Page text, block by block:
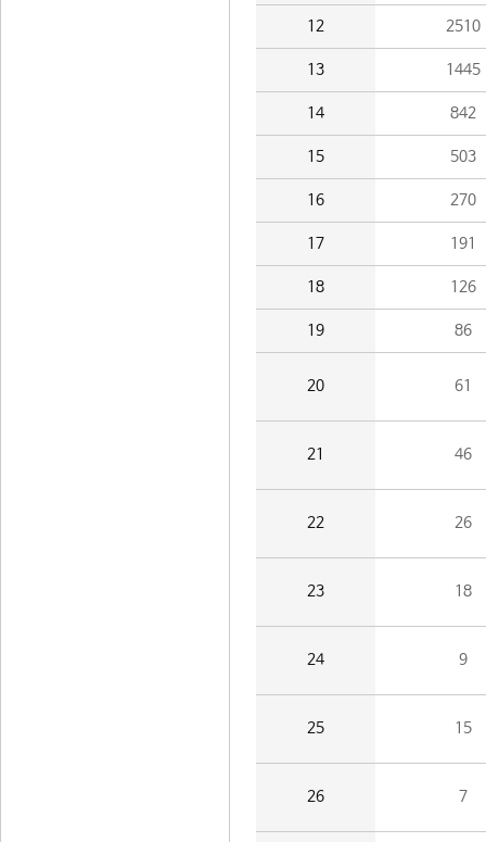
12 2510
13 1445
14 842
15 503
16 270
17 191
18 126
19 86
20 61
21 46
22 26
23 18
24 9
25 15
26 7